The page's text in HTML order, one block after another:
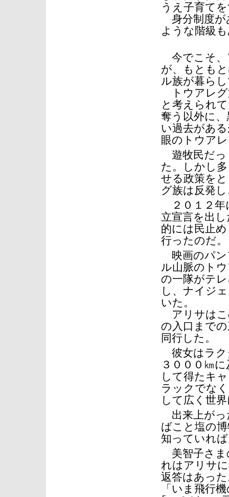
うえ子育て
身分制度が
ような階級
今でこそ、
が、もとも
ル族が暮ら
トウアレグ
と考えられ
奪う以外に
い過去があ
眼のトウア
遊牧民だっ
た。しかし
せる政策を
グ族は反発
２０１２年
立宣言を出
的には民止
行ったのだ。
映画のパン
ル山脈のト
の一隊がテ
し、ナイジ
いた。
アリサはこ
の入口まで
同行した。
彼女はラク
３０００㎞
して得たキ
ラックでな
して広く世
出来上がっ
ばこと塩の
知っていれ
美智子さま
れはアリサ
返答はあっ
「いま飛行